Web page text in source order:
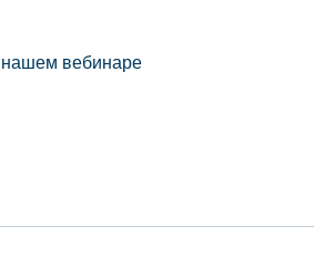
нашем вебинаре